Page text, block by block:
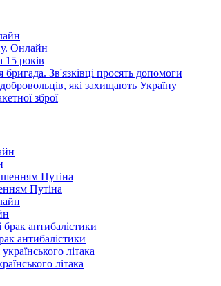
Онлайн
років
Зв'язківці просять допомоги
добровольців, які захищають Україну
зброї
Путіна
антибалістики
літака